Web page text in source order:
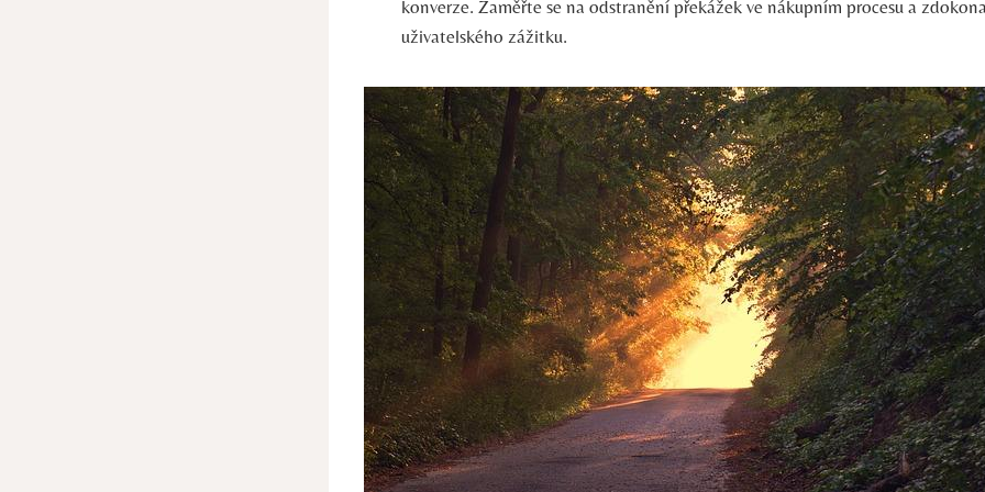
konverze. Zaměřte se na odstranění překážek ve nákupním procesu a
uživatelského zážitku.